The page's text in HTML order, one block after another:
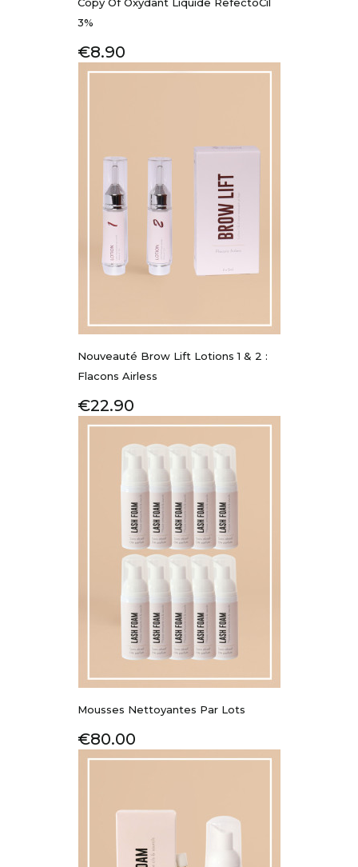
Copy Of Oxydant Liquide RefectoCil
3%
Price
€8.90
Nouveauté Brow Lift Lotions 1 & 2 :
Flacons Airless
Price
€22.90
Mousses Nettoyantes Par Lots
Price
€80.00